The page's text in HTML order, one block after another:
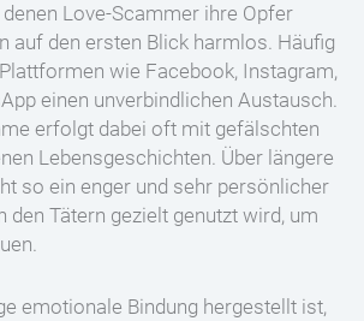
Love-Scammer ihre Opfer
auf den ersten Blick harmlos. Häufig
wie Facebook, Instagram,
einen unverbindlichen Austausch.
erfolgt dabei oft mit gefälschten
Lebensgeschichten. Über längere
so ein enger und sehr persönlicher
den Tätern gezielt genutzt wird, um
emotionale Bindung hergestellt ist,